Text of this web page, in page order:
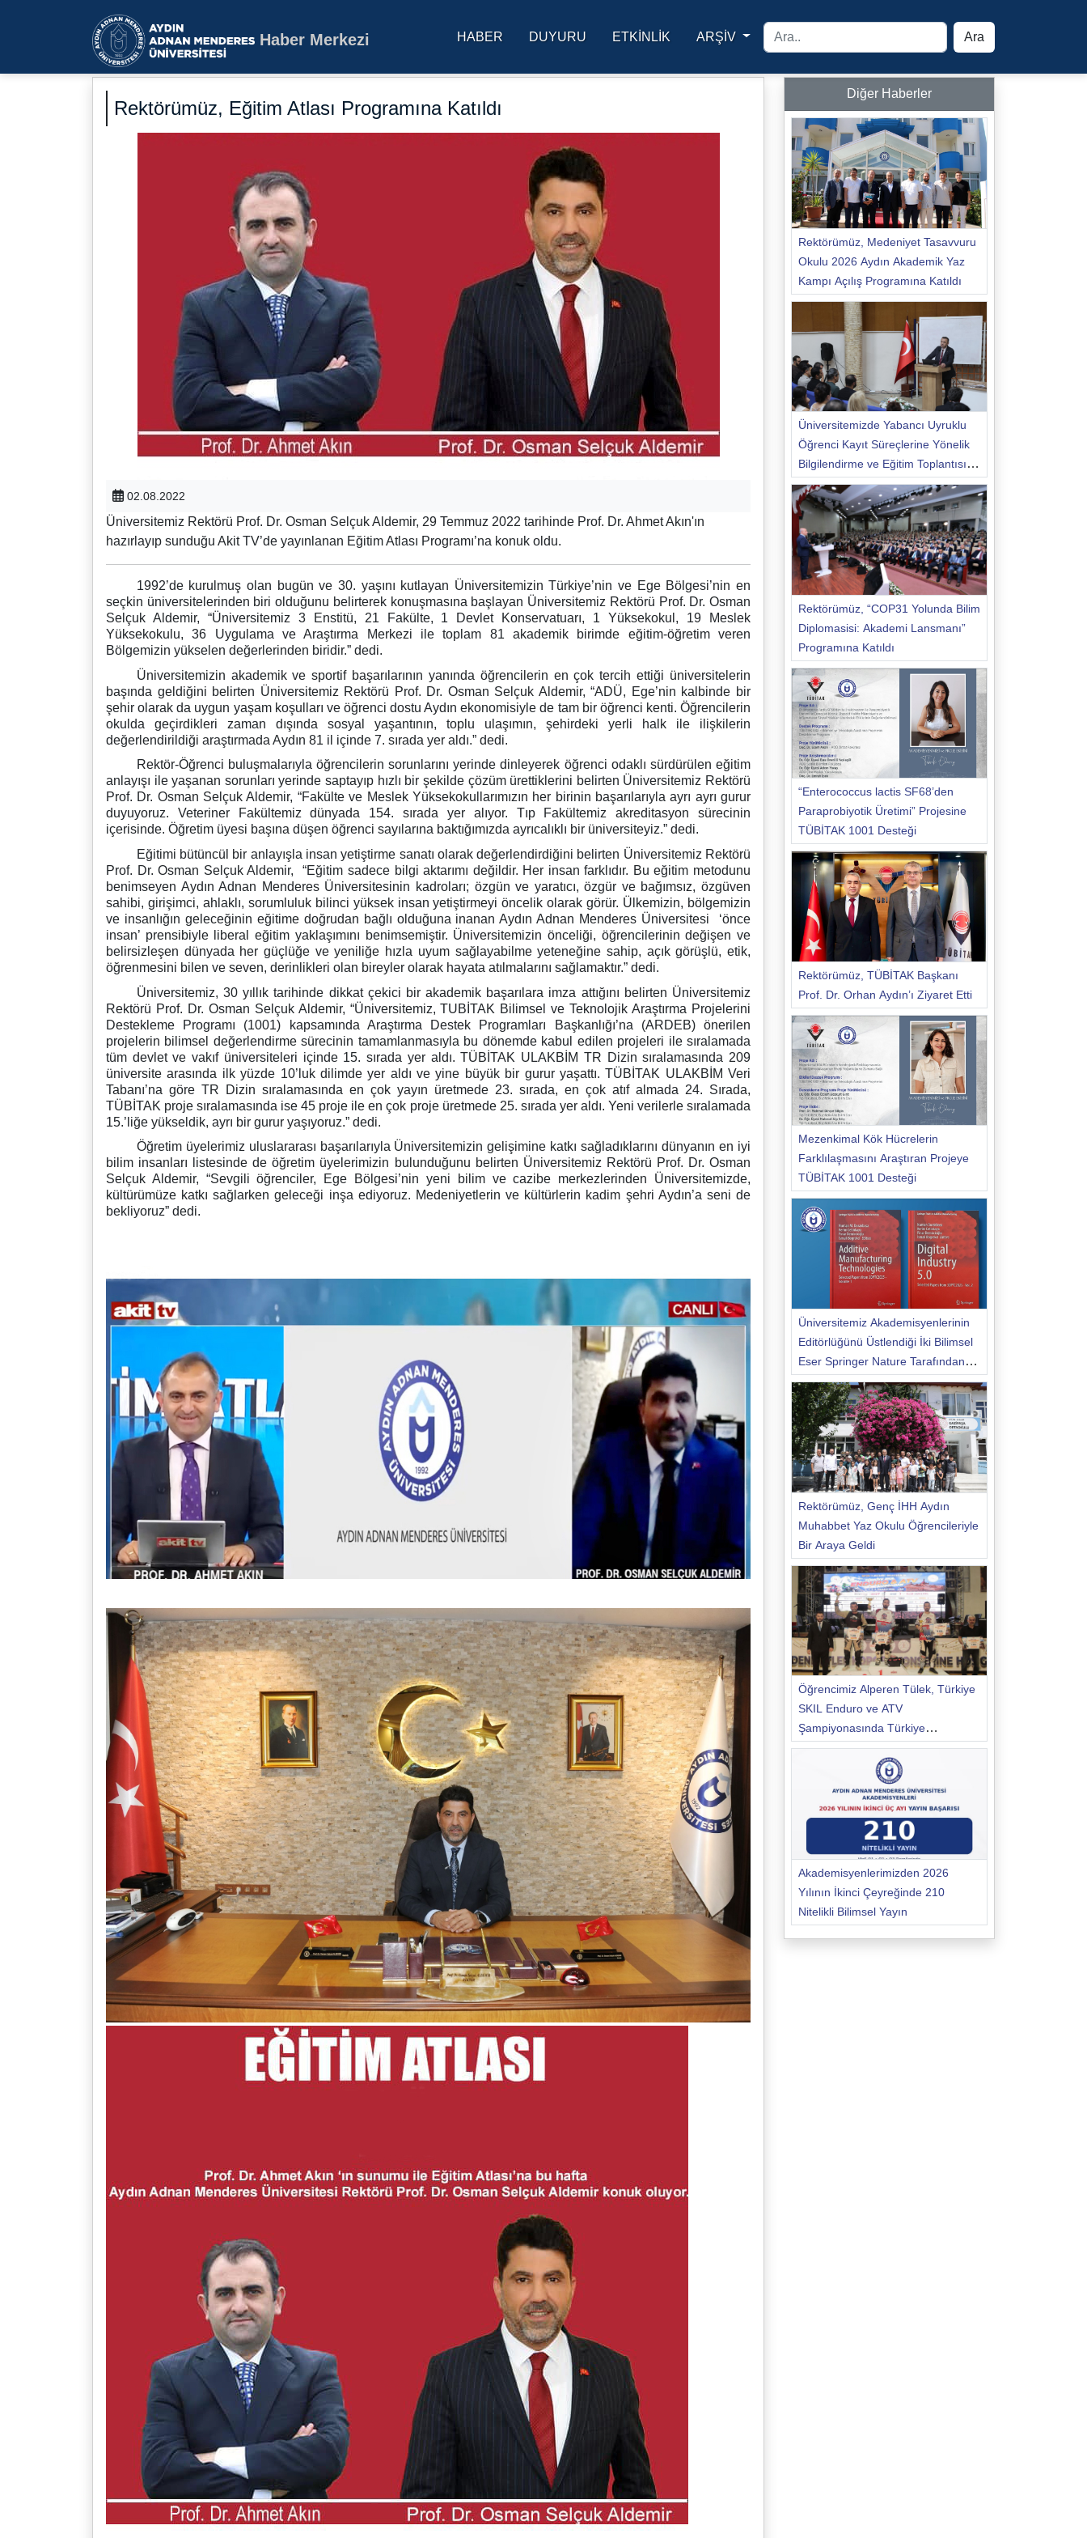
Aydın Adnan Menderes Üniversitesi Ana Sayfa
Haber Merkezi HABER DUYURU ETKINLIK ARŞİV Ara
Rektörümüz, Eğitim Atlası Programına Katıldı
02.08.2022
Üniversitemiz Rektörü Prof. Dr. Osman Selçuk Aldemir, 29 Temmuz 2022 tarihinde Prof. Dr. Ahmet Akın'ın
hazırlayıp sunduğu Akit TV’de yayınlanan Eğitim Atlası Programı’na konuk oldu.
1992’de kurulmuş olan bugün ve 30. yaşını kutlayan Üniversitemizin Türkiye’nin ve Ege Bölgesi’nin en
seçkin üniversitelerinden biri olduğunu belirterek konuşmasına başlayan Üniversitemiz Rektörü Prof. Dr. Osman
Selçuk Aldemir, “Üniversitemiz 3 Enstitü, 21 Fakülte, 1 Devlet Konservatuarı, 1 Yüksekokul, 19 Meslek
Yüksekokulu, 36 Uygulama ve Araştırma Merkezi ile toplam 81 akademik birimde eğitim-öğretim veren
Bölgemizin yükselen değerlerinden biridir.” dedi.
Üniversitemizin akademik ve sportif başarılarının yanında öğrencilerin en çok tercih ettiği üniversitelerin
başında geldiğini belirten Üniversitemiz Rektörü Prof. Dr. Osman Selçuk Aldemir, “ADÜ, Ege’nin kalbinde bir
şehir olarak da uygun yaşam koşulları ve öğrenci dostu Aydın ekonomisiyle de tam bir öğrenci kenti. Öğrencilerin
okulda geçirdikleri zaman dışında sosyal yaşantının, toplu ulaşımın, şehirdeki yerli halk ile ilişkilerin
değerlendirildiği araştırmada Aydın 81 il içinde 7. sırada yer aldı.” dedi.
Rektör-Öğrenci buluşmalarıyla öğrencilerin sorunlarını yerinde dinleyerek öğrenci odaklı sürdürülen eğitim
anlayışı ile yaşanan sorunları yerinde saptayıp hızlı bir şekilde çözüm ürettiklerini belirten Üniversitemiz Rektörü
Prof. Dr. Osman Selçuk Aldemir, “Fakülte ve Meslek Yüksekokullarımızın her birinin başarılarıyla ayrı ayrı gurur
duyuyoruz. Veteriner Fakültemiz dünyada 154. sırada yer alıyor. Tıp Fakültemiz akreditasyon sürecinin
içerisinde. Öğretim üyesi başına düşen öğrenci sayılarına baktığımızda ayrıcalıklı bir üniversiteyiz.” dedi.
Eğitimi bütüncül bir anlayışla insan yetiştirme sanatı olarak değerlendirdiğini belirten Üniversitemiz Rektörü
Prof. Dr. Osman Selçuk Aldemir, “Eğitim sadece bilgi aktarımı değildir. Her insan farklıdır. Bu eğitim metodunu
benimseyen Aydın Adnan Menderes Üniversitesinin kadroları; özgün ve yaratıcı, özgür ve bağımsız, özgüven
sahibi, girişimci, ahlaklı, sorumluluk bilinci yüksek insan yetiştirmeyi öncelik olarak görür. Ülkemizin, bölgemizin
ve insanlığın geleceğinin eğitime doğrudan bağlı olduğuna inanan Aydın Adnan Menderes Üniversitesi ‘önce
insan’ prensibiyle liberal eğitim yaklaşımını benimsemiştir. Üniversitemizin önceliği, öğrencilerinin değişen ve
belirsizleşen dünyada her güçlüğe ve yeniliğe hızla uyum sağlayabilme yeteneğine sahip, açık görüşlü, etik,
öğrenmesini bilen ve seven, derinlikleri olan bireyler olarak hayata atılmalarını sağlamaktır.” dedi.
Üniversitemiz, 30 yıllık tarihinde dikkat çekici bir akademik başarılara imza attığını belirten Üniversitemiz
Rektörü Prof. Dr. Osman Selçuk Aldemir, “Üniversitemiz, TUBİTAK Bilimsel ve Teknolojik Araştırma Projelerini
Destekleme Programı (1001) kapsamında Araştırma Destek Programları Başkanlığı’na (ARDEB) önerilen
projelerin bilimsel değerlendirme sürecinin tamamlanmasıyla bu dönemde kabul edilen projeleri ile sıralamada
tüm devlet ve vakıf üniversiteleri içinde 15. sırada yer aldı. TÜBİTAK ULAKBİM TR Dizin sıralamasında 209
üniversite arasında ilk yüzde 10’luk dilimde yer aldı ve yine büyük bir gurur yaşattı. TÜBİTAK ULAKBİM Veri
Tabanı’na göre TR Dizin sıralamasında en çok yayın üretmede 23. sırada, en çok atıf almada 24. Sırada,
TÜBİTAK proje sıralamasında ise 45 proje ile en çok proje üretmede 25. sırada yer aldı. Yeni verilerle sıralamada
15.’liğe yükseldik, ayrı bir gurur yaşıyoruz.” dedi.
Öğretim üyelerimiz uluslararası başarılarıyla Üniversitemizin gelişimine katkı sağladıklarını dünyanın en iyi
bilim insanları listesinde de öğretim üyelerimizin bulunduğunu belirten Üniversitemiz Rektörü Prof. Dr. Osman
Selçuk Aldemir, “Sevgili öğrenciler, Ege Bölgesi’nin yeni bilim ve cazibe merkezlerinden Üniversitemizde,
kültürümüze katkı sağlarken geleceği inşa ediyoruz. Medeniyetlerin ve kültürlerin kadim şehri Aydın’a seni de
bekliyoruz” dedi.
Diğer Haberler
Rektörümüz, Medeniyet Tasavvuru
Okulu 2026 Aydın Akademik Yaz
Kampı Açılış Programına Katıldı
Üniversitemizde Yabancı Uyruklu
Öğrenci Kayıt Süreçlerine Yönelik
Bilgilendirme ve Eğitim Toplantısı
Düzenlendi
Rektörümüz, “COP31 Yolunda Bilim
Diplomasisi: Akademi Lansmanı”
Programına Katıldı
“Enterococcus lactis SF68’den
Paraprobiyotik Üretimi” Projesine
TÜBİTAK 1001 Desteği
Rektörümüz, TÜBİTAK Başkanı
Prof. Dr. Orhan Aydın’ı Ziyaret Etti
Mezenkimal Kök Hücrelerin
Farklılaşmasını Araştıran Projeye
TÜBİTAK 1001 Desteği
Üniversitemiz Akademisyenlerinin
Editörlüğünü Üstlendiği İki Bilimsel
Eser Springer Nature Tarafından
Yayımlandı
Rektörümüz, Genç İHH Aydın
Muhabbet Yaz Okulu Öğrencileriyle
Bir Araya Geldi
Öğrencimiz Alperen Tülek, Türkiye
SKIL Enduro ve ATV
Şampiyonasında Türkiye
Şampiyonu Oldu
Akademisyenlerimizden 2026
Yılının İkinci Çeyreğinde 210
Nitelikli Bilimsel Yayın